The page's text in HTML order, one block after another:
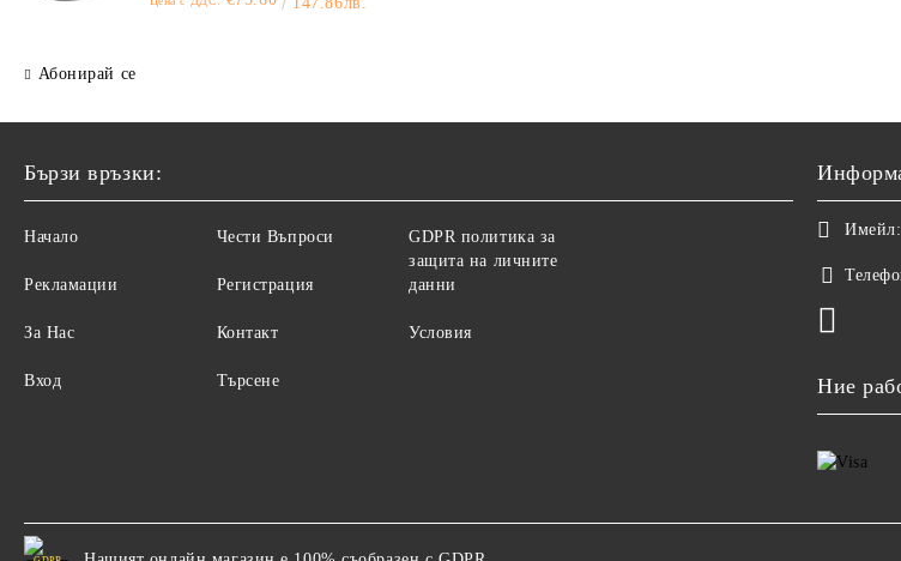
Абонирай се
Бързи връзки:
Начало
Рекламации
За Нас
Вход
Чести Въпроси
Регистрация
Контакт
Търсене
GDPR политика за
защита на личните
данни
Условия
Имейл:
Ние